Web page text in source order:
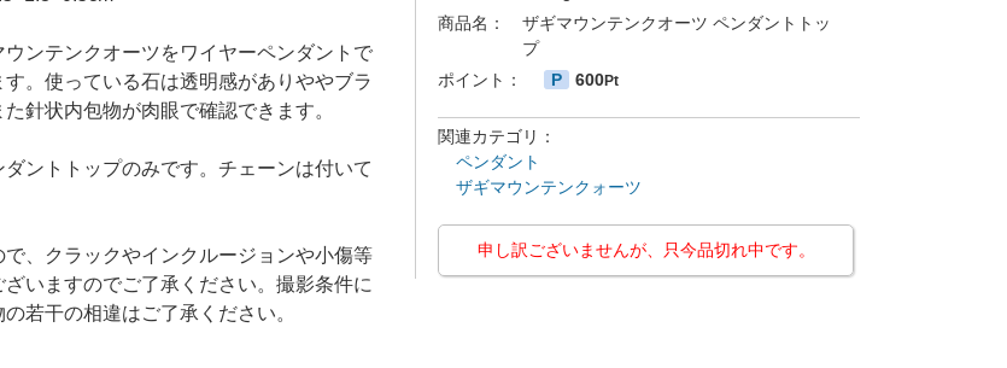
商品名：
ザギマウンテンクオーツ ペンダントトッ
プ
ポイント：
P 600Pt
関連カテゴリ：
ペンダント
ザギマウンテンクォーツ
申し訳ございませんが、只今品切れ中です。
ンテンクオーツをワイヤーペンダントで
。使っている石は透明感がありややブラ
針状内包物が肉眼で確認できます。
ントトップのみです。チェーンは付いて
、クラックやインクルージョンや小傷等
いますのでご了承ください。撮影条件に
若干の相違はご了承ください。